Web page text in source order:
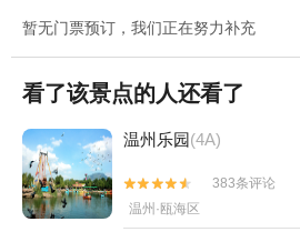
暂无门票预订，我们正在努力补充
看了该景点的人还看了
温州乐园(4A)


383条评论
温州·瓯海区